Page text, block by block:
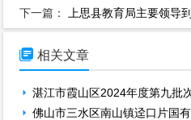
下一篇：
上思县教育局主要领导
 相关文章
湛江市霞山区2024年度第九批
佛山市三水区南山镇迳口片国